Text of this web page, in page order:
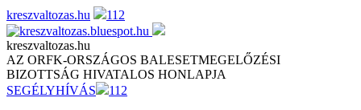
Skip
to
content
kreszvaltozas.hu 112
kreszvaltozas.hu
AZ ORFK-ORSZÁGOS BALESETMEGELŐZÉSI
BIZOTTSÁG HIVATALOS HONLAPJA
SEGÉLYHÍVÁS
112